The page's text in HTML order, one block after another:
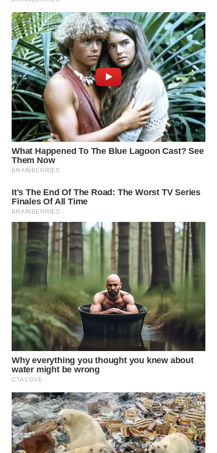
WN
PRIANGAN
TIMUR
WN
SEMARANG
WN
SOLO
WN
BOROBUDUR
WN
WN
WN
NATUNA
BINTAN
WN
MANDALIKA
WN
LIKUPANG
LABUANBAJO
WN
BORNEO